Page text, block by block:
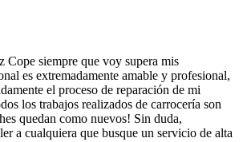
Cope siempre que voy supera mis
es extremadamente amable y profesional,
el proceso de reparación de mi
los trabajos realizados de carrocería son
quedan como nuevos! Sin duda,
a cualquiera que busque un servicio de alta